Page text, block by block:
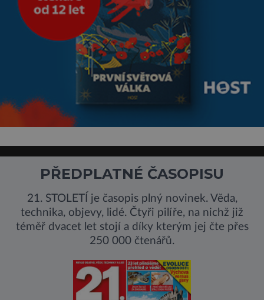
PŘEDPLATNÉ ČASOPISU
21. STOLETÍ je časopis plný novinek. Věda,
technika, objevy, lidé. Čtyři pilíře, na nichž již
téměř dvacet let stojí a díky kterým jej čte přes
250 000 čtenářů.